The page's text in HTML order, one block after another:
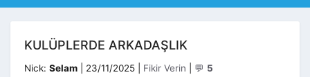
KULÜPLERDE ARKADAŞLIK
Nick: Selam 23/11/2025 Kategoriler
Fikir Verin 💬 5